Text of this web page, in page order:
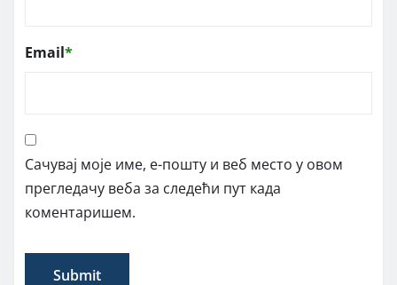
Email*
Сачувај моје име, е-пошту и веб место у овом
прегледачу веба за следећи пут када
коментаришем.